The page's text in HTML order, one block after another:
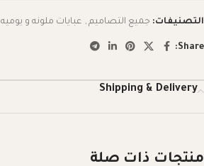
التصنيفات: جميع التصاميم , عبايات ملونه و يوميه
Share:
Shipping & Delivery
منتجات ذات صلة